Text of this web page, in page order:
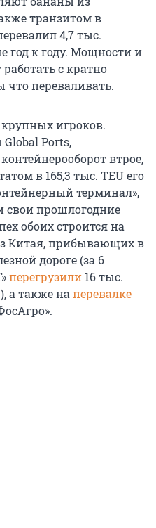
транзитом в
4,7 тыс.
год к году. Мощности и
с кратно
что переваливать.
игроков.
Ports,
втрое,
в 165,3 тыс. TEU его
терминал»,
свои прошлогодние
обоих строится на
Китая, прибывающих в
дороге (за 6
перегрузили 16 тыс.
а также на перевалке